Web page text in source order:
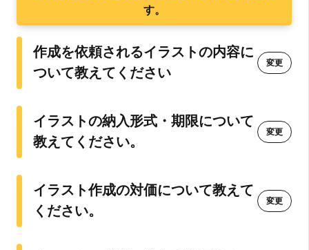
す。
作成を依頼されるイラストの内容に
ついて教えてください
変更
イラストの納入形式・期限について
教えてください。
変更
イラスト作成の対価について教えて
ください。
変更
パスワード
利用規約をご確認ください。
もしくは以下の方法で してください